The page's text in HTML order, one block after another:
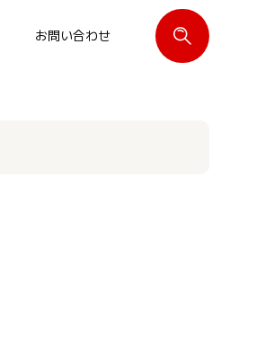
お問い合わせ